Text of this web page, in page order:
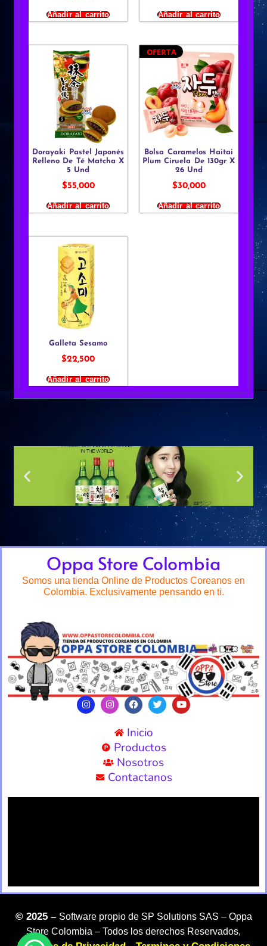
Añadir al carrito Añadir al carrito
Dorayaki Pastel Japonés
Relleno De Té Matcha X
5 Und
$55,000
Añadir al carrito
OFERTA
Bolsa Caramelos Haitai
Plum Ciruela De 130gr X
26 Und
$30,000
Añadir al carrito
Galleta Sesamo
$22,500
Añadir al carrito
Oppa Store Colombia
Somos una tienda Online de Productos Coreanos en
Colombia. Exclusivamente pensando en ti.
Inicio
Productos
Nosotros
Contactanos
©2025 – Software propio de SP Solutions SAS – Oppa
Store Colombia – Todos los derechos Reservados,